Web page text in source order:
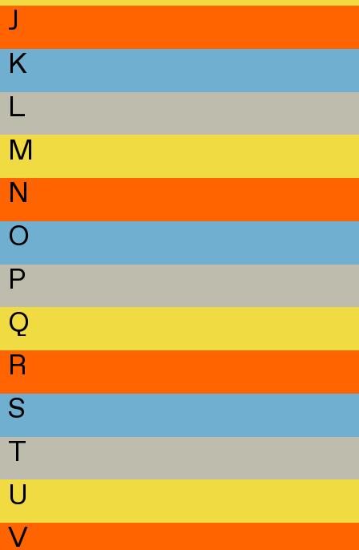
J
K
L
M
N
O
P
Q
R
S
T
U
V